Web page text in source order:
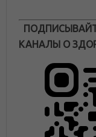
КАНАЛЫ О